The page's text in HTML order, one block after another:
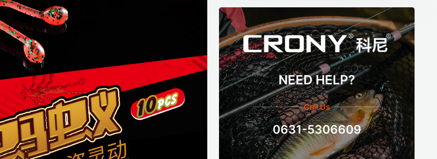
NEED HELP?
Call Us
0631-5306609